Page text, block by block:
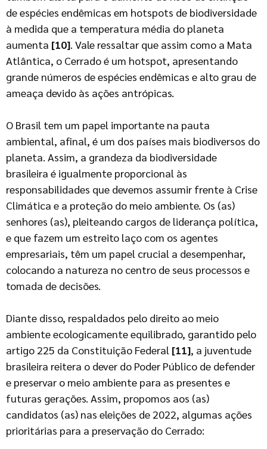
de espécies endêmicas em hotspots de biodiversidade
à medida que a temperatura média do planeta
aumenta [10]. Vale ressaltar que assim como a Mata
Atlântica, o Cerrado é um hotspot, apresentando
grande números de espécies endêmicas e alto grau de
ameaça devido às ações antrópicas.
O Brasil tem um papel importante na pauta
ambiental, afinal, é um dos países mais biodiversos do
planeta. Assim, a grandeza da biodiversidade
brasileira é igualmente proporcional às
responsabilidades que devemos assumir frente à Crise
Climática e a proteção do meio ambiente. Os (as)
senhores (as), pleiteando cargos de liderança política,
e que fazem um estreito laço com os agentes
empresariais, têm um papel crucial a desempenhar,
colocando a natureza no centro de seus processos e
tomada de decisões.
Diante disso, respaldados pelo direito ao meio
ambiente ecologicamente equilibrado, garantido pelo
artigo 225 da Constituição Federal [11], a juventude
brasileira reitera o dever do Poder Público de defender
e preservar o meio ambiente para as presentes e
futuras gerações. Assim, propomos aos (as)
candidatos (as) nas eleições de 2022, algumas ações
prioritárias para a preservação do Cerrado: